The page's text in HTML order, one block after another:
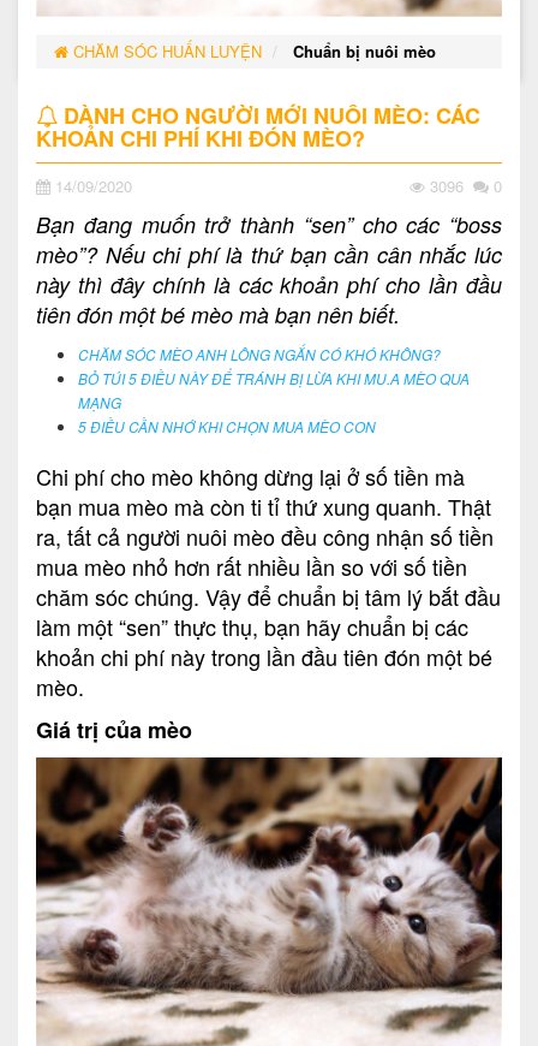
CHĂM SÓC HUẤN LUYỆN Chuẩn bị nuôi mèo
DÀNH CHO NGƯỜI MỚI NUÔI MÈO: CÁC
KHOẢN CHI PHÍ KHI ĐÓN MÈO?
14/09/2020 3096 0
Bạn đang muốn trở thành “sen” cho các “boss
mèo”? Nếu chi phí là thứ bạn cần cân nhắc lúc
này thì đây chính là các khoản phí cho lần đầu
tiên đón một bé mèo mà bạn nên biết.
CHĂM SÓC MÈO ANH LÔNG NGẮN CÓ KHÓ KHÔNG?
BỎ TÚI 5 ĐIỀU NÀY ĐỂ TRÁNH BỊ LỪA KHI MU.A MÈO QUA
MẠNG
5 ĐIỀU CẦN NHỚ KHI CHỌN MUA MÈO CON
Chi phí cho mèo không dừng lại ở số tiền mà
bạn mua mèo mà còn ti tỉ thứ xung quanh. Thật
ra, tất cả người nuôi mèo đều công nhận số tiền
mua mèo nhỏ hơn rất nhiều lần so với số tiền
chăm sóc chúng. Vậy để chuẩn bị tâm lý bắt đầu
làm một “sen” thực thụ, bạn hãy chuẩn bị các
khoản chi phí này trong lần đầu tiên đón một bé
mèo.
Giá trị của mèo